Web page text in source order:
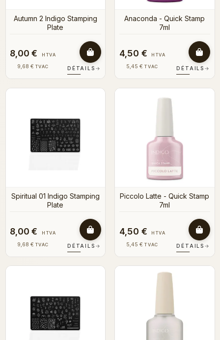
Autumn 2 Indigo Stamping
Plate
8,00 € HTVA
9,68 € TVAC DÉTAILS →
Anaconda - Quick Stamp
7ml
4,50 € HTVA
5,45 € TVAC DÉTAILS →
Spiritual 01 Indigo Stamping
Plate
8,00 € HTVA
9,68 € TVAC DÉTAILS →
Piccolo Latte - Quick Stamp
7ml
4,50 € HTVA
5,45 € TVAC DÉTAILS →